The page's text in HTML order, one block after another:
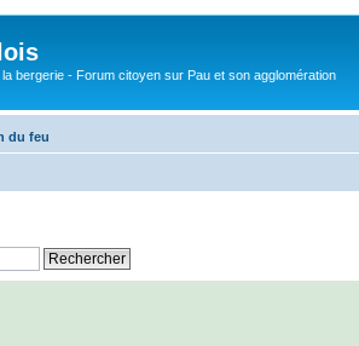
bergerie - Forum citoyen sur Pau et son agglomération
du feu